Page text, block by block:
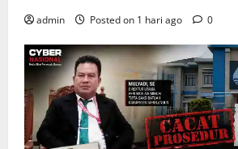
admin Posted on 1 hari ago 0